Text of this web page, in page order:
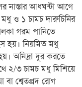
নাস্তার আধঘন্টা আগে
ও ১ চামচ দারুচিনির
গরম পানিতে
হয়। নিয়মিত মধু
অনিদ্রা দূর করতে
২/৩ চামচ মধু মিশিয়ে
বা শ্বেতপ্রদ রোগ